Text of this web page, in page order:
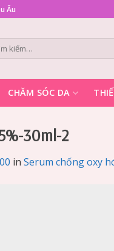
Âu
CHĂM SÓC DA
30ml-2
in Serum chống oxy